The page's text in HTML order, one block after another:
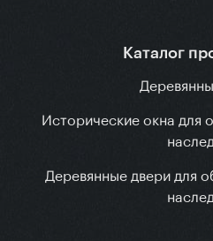
Каталог
Исторические окна для
Деревянные двери для